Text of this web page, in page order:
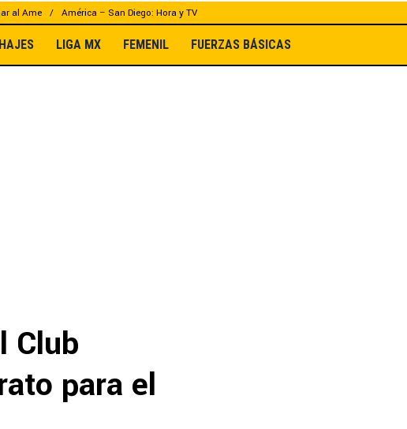
al Ame América – San Diego: Hora y TV
LIGA MX FEMENIL FUERZAS BÁSICAS
Club
para el